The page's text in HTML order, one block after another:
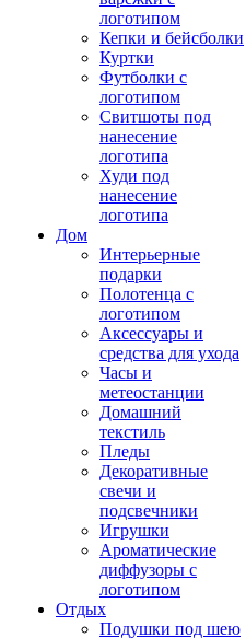
логотипом
Кепки и бейсболки
Куртки
Футболки с
логотипом
Свитшоты под
нанесение
логотипа
Худи под
нанесение
логотипа
Дом
Интерьерные
подарки
Полотенца с
логотипом
Аксессуары и
средства для ухода
Часы и
метеостанции
Домашний
текстиль
Пледы
Декоративные
свечи и
подсвечники
Игрушки
Ароматические
диффузоры с
логотипом
Отдых
Подушки под шею